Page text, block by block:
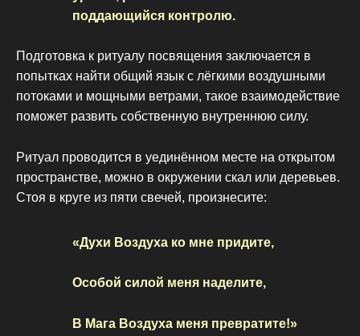
поддающийся контролю.
Подготовка к ритуалу посвящения заключается в
попытках найти общий язык с лёгкими воздушными
потоками и мощными ветрами, такое взаимодействие
поможет развить собственную внутреннюю силу.
Ритуал проводится в уединённом месте на открытом
пространстве, можно в окружении скал или деревьев.
Стоя в круге из пяти свечей, произнесите:
«Духи Воздуха ко мне придите,
Особой силой меня наделите,
В Мага Воздуха меня превратите!»